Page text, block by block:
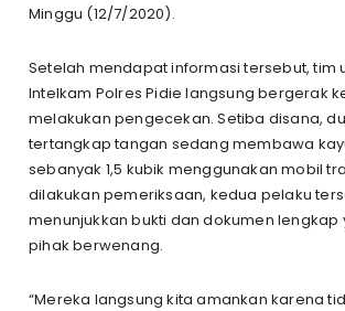
Minggu (12/7/2020).
Setelah mendapat informasi tersebut, tim
Intelkam Polres Pidie langsung bergerak
melakukan pengecekan. Setiba disana,
tertangkap tangan sedang membawa
sebanyak 1,5 kubik menggunakan mobil
dilakukan pemeriksaan, kedua pelaku
menunjukkan bukti dan dokumen lengkap
pihak berwenang.
“Mereka langsung kita amankan karena